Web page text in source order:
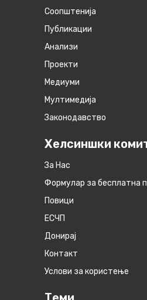
Соопштенија
Публикации
Анализи
Проекти
Медиуми
Мултимедија
Законодавство
Хелсиншки
За Нас
Формулар за бесплатна
Повици
ЕСЧП
Донирај
Контакт
Услови за користење